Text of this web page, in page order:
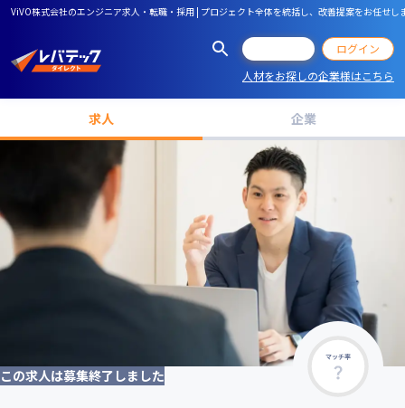
ViVO株式会社のエンジニア求人・転職・採用 | プロジェクト全体を統括し、改善提案をお任せ
ログイン
人材をお探しの企業様はこちら
求人 企業
マッチ率
この求人は募集終了しました